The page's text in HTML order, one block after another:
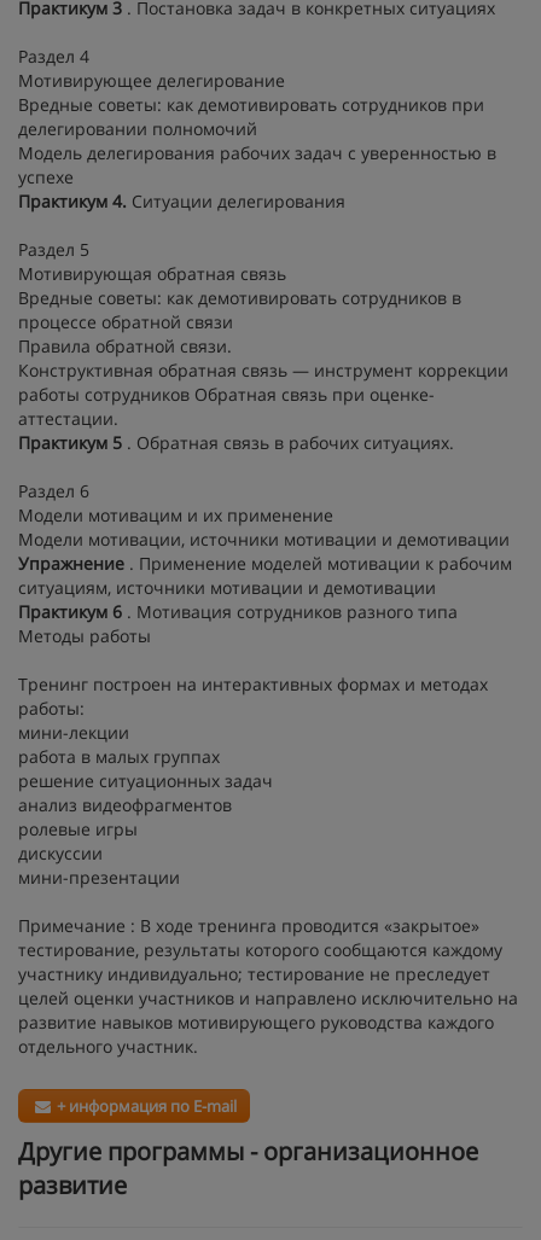
Практикум 3 . Постановка задач в конкретных ситуациях
Раздел 4
Мотивирующее делегирование
Вредные советы: как демотивировать сотрудников при
делегировании полномочий
Модель делегирования рабочих задач с уверенностью в
успехе
Практикум 4. Ситуации делегирования
Раздел 5
Мотивирующая обратная связь
Вредные советы: как демотивировать сотрудников в
процессе обратной связи
Правила обратной связи.
Конструктивная обратная связь — инструмент коррекции
работы сотрудников Обратная связь при оценке-
аттестации.
Практикум 5 . Обратная связь в рабочих ситуациях.
Раздел 6
Модели мотивацим и их применение
Модели мотивации, источники мотивации и демотивации
Упражнение . Применение моделей мотивации к рабочим
ситуациям, источники мотивации и демотивации
Практикум 6 . Мотивация сотрудников разного типа
Методы работы
Тренинг построен на интерактивных формах и методах
работы:
мини-лекции
работа в малых группах
решение ситуационных задач
анализ видеофрагментов
ролевые игры
дискуссии
мини-презентации
Примечание : В ходе тренинга проводится «закрытое»
тестирование, результаты которого сообщаются каждому
участнику индивидуально; тестирование не преследует
целей оценки участников и направлено исключительно на
развитие навыков мотивирующего руководства каждого
отдельного участник.
+ информация по E-mail
Другие программы - организационное
развитие